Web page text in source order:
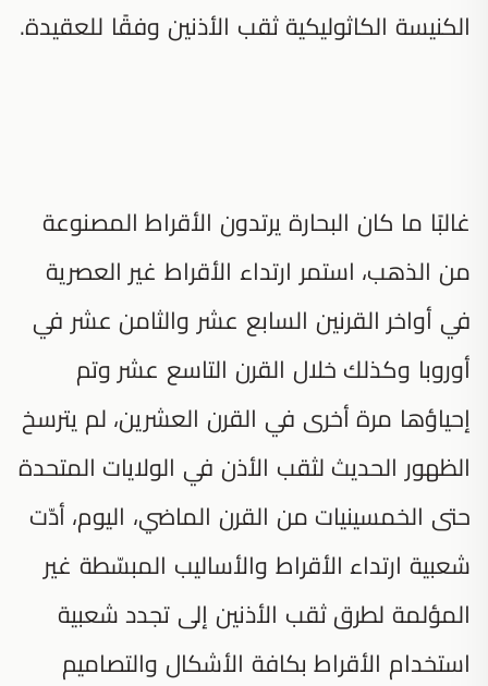
الكنيسة الكاثوليكية ثقب الأذنين وفقًا للعقيدة.
غالبًا ما كان البحارة يرتدون الأقراط المصنوعة
من الذهب، استمر ارتداء الأقراط غير العصرية
في أواخر القرنين السابع عشر والثامن عشر في
أوروبا وكذلك خلال القرن التاسع عشر وتم
إحياؤها مرة أخرى في القرن العشرين، لم يترسخ
الظهور الحديث لثقب الأذن في الولايات المتحدة
حتى الخمسينيات من القرن الماضي، اليوم، أدّت
شعبية ارتداء الأقراط والأساليب المبسّطة غير
المؤلمة لطرق ثقب الأذنين إلى تجدد شعبية
استخدام الأقراط بكافة الأشكال والتصاميم